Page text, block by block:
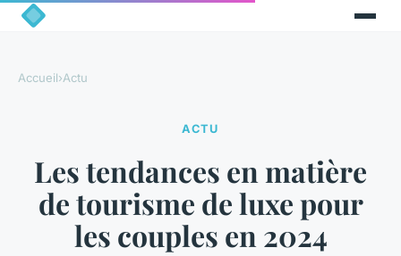
Accueil›Actu
ACTU
Les tendances en matière
de tourisme de luxe pour
les couples en 2024